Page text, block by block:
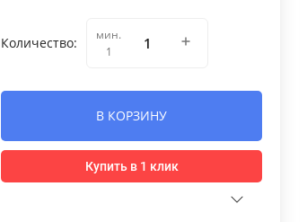
Количество:
мин.
1
В КОРЗИНУ
Купить в 1 клик